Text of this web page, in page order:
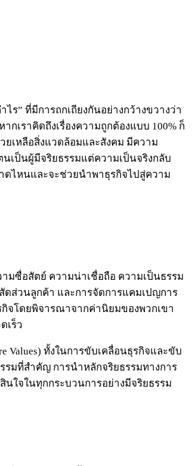
ร” ที่มีการถกเถียงกันอย่างกว้างขวางว่า
เราคิดถึงเรื่องความถูกต้องแบบ 100% ก็
เหลือสิ่งแวดล้อมและสังคม มีความ
เป็นผู้มีจริยธรรมแต่ความเป็นจริงกลับ
ไหนและจะช่วยนำพาธุรกิจไปสู่ความ
มซื่อสัตย์ ความน่าเชื่อถือ ความเป็นธรรม
ดส่วนลูกค้า และการจัดการแคมเปญการ
จโดยพิจารณาจากค่านิยมของพวกเขา
เร็ว
Values) ทั้งในการขับเคลื่อนธุรกิจและขับ
รมที่สำคัญ การนำหลักจริยธรรมทางการ
ใจในทุกกระบวนการอย่างมีจริยธรรม